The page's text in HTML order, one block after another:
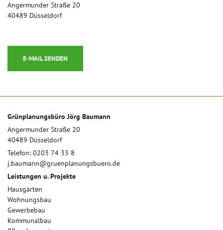
Angermunder Straße 20
40489 Düsseldorf
E-MAIL SENDEN
Grünplanungsbüro Jörg Baumann
Angermunder Straße 20
40489 Düsseldorf
Telefon: 0203 74 33 8
j.baumann@gruenplanungsbuero.de
Leistungen u. Projekte
Hausgärten
Wohnungsbau
Gewerbebau
Kommunalbau